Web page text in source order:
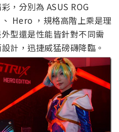
，分別為 ASUS ROG
Hero ，規格高階上乘是理
型還是性能皆針對不同需
計，迅捷威猛磅礴降臨。